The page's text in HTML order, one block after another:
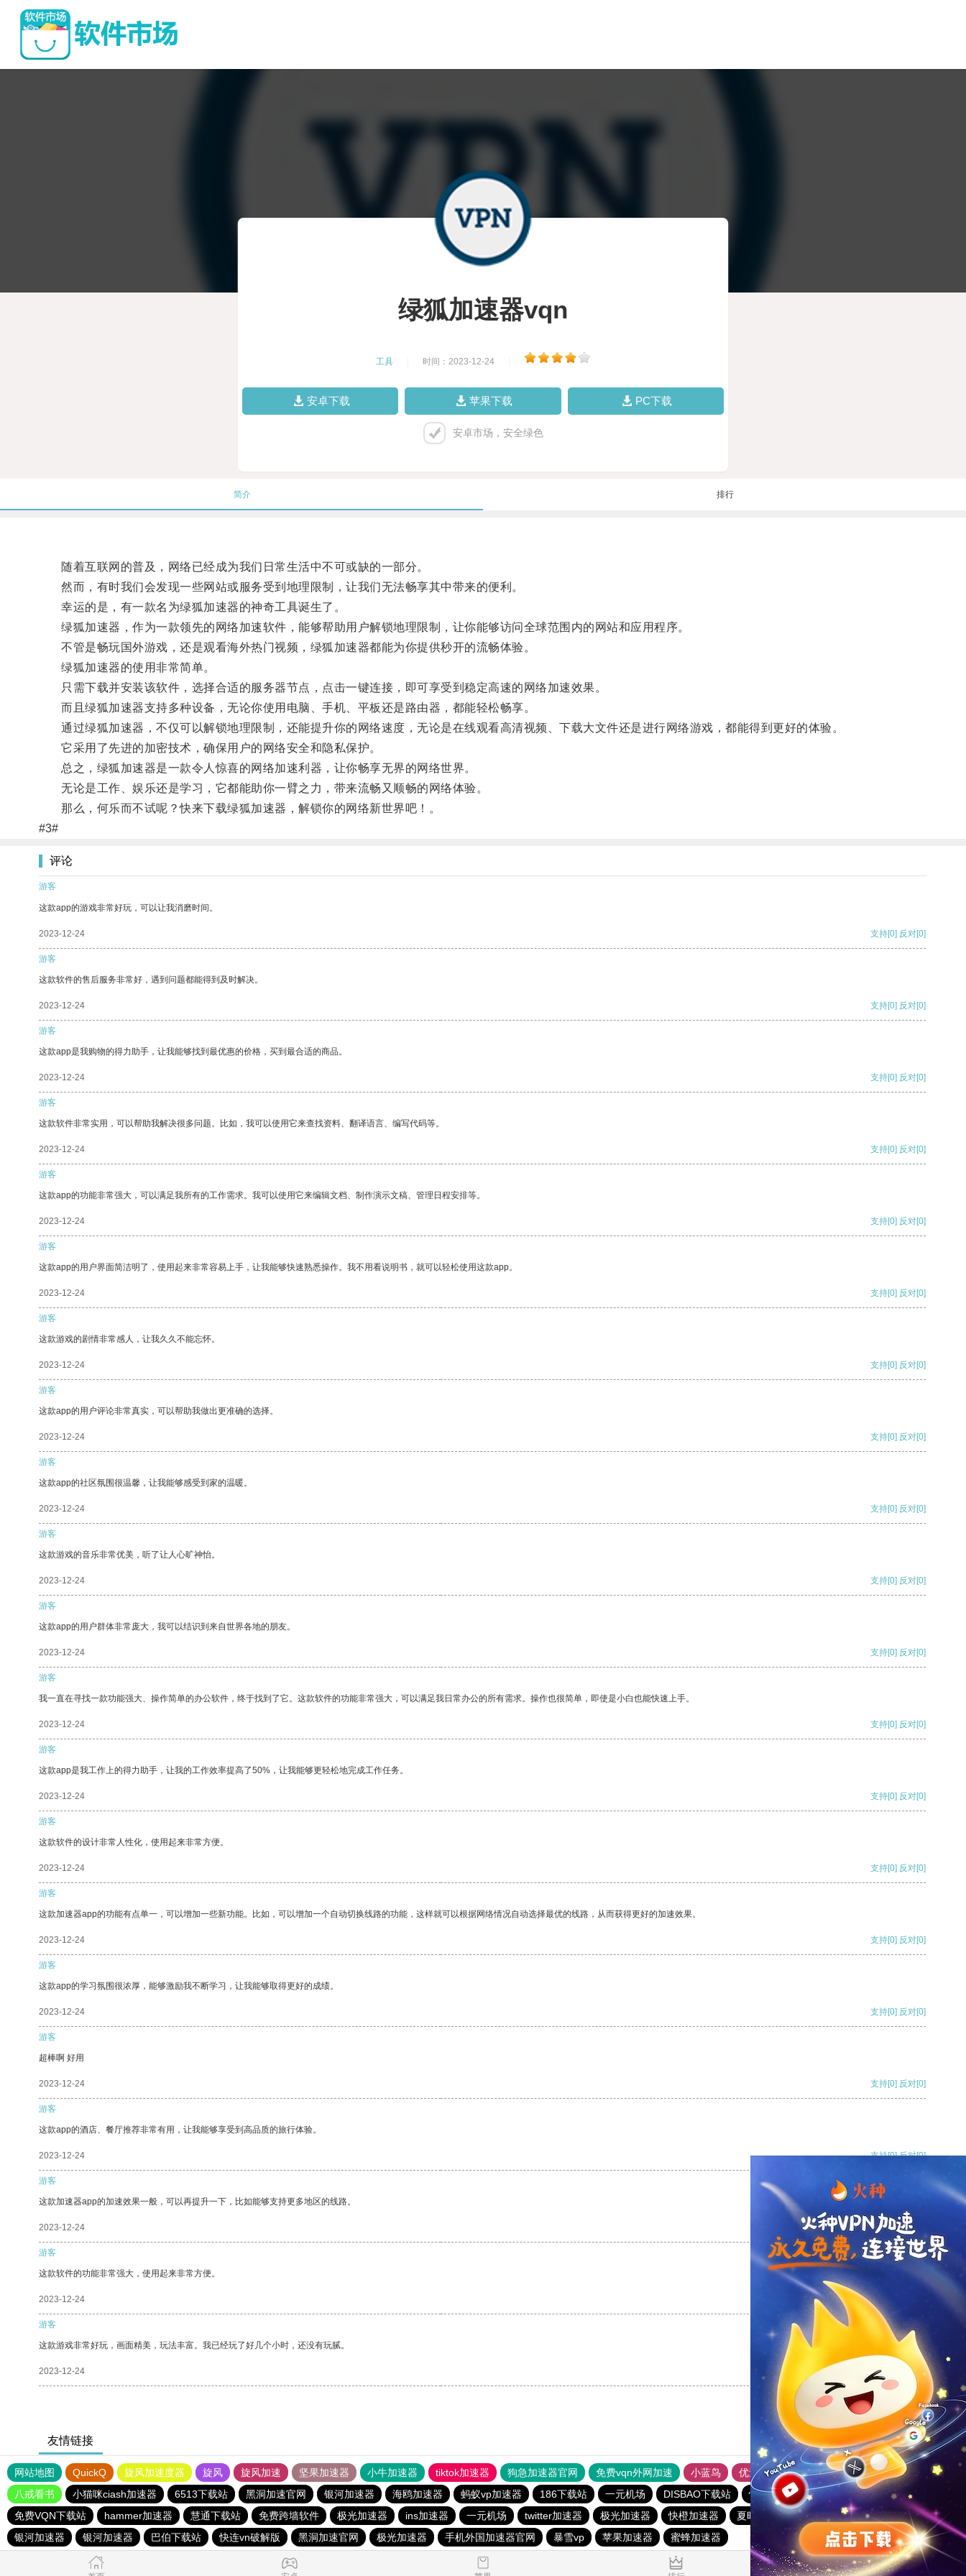
绿狐加速器vqn
工具 时间：2023-12-24
安卓下载 苹果下载 PC下载
安卓市场，安全绿色
简介 排行
随着互联网的普及，网络已经成为我们日常生活中不可或缺的一部分。
然而，有时我们会发现一些网站或服务受到地理限制，让我们无法畅享其中带来的便利。
幸运的是，有一款名为绿狐加速器的神奇工具诞生了。
绿狐加速器，作为一款领先的网络加速软件，能够帮助用户解锁地理限制，让你能够访问全球范围内的网站和应用程序。
不管是畅玩国外游戏，还是观看海外热门视频，绿狐加速器都能为你提供秒开的流畅体验。
绿狐加速器的使用非常简单。
只需下载并安装该软件，选择合适的服务器节点，点击一键连接，即可享受到稳定高速的网络加速效果。
而且绿狐加速器支持多种设备，无论你使用电脑、手机、平板还是路由器，都能轻松畅享。
通过绿狐加速器，不仅可以解锁地理限制，还能提升你的网络速度，无论是在线观看高清视频、下载大文件还是进行网络游戏，都能得到更好的体验。
它采用了先进的加密技术，确保用户的网络安全和隐私保护。
总之，绿狐加速器是一款令人惊喜的网络加速利器，让你畅享无界的网络世界。
无论是工作、娱乐还是学习，它都能助你一臂之力，带来流畅又顺畅的网络体验。
那么，何乐而不试呢？快来下载绿狐加速器，解锁你的网络新世界吧！。
#3#
评论
游客
这款app的游戏非常好玩，可以让我消磨时间。
2023-12-24 支持[0] 反对[0]
游客
这款软件的售后服务非常好，遇到问题都能得到及时解决。
2023-12-24 支持[0] 反对[0]
游客
这款app是我购物的得力助手，让我能够找到最优惠的价格，买到最合适的商品。
2023-12-24 支持[0] 反对[0]
游客
这款软件非常实用，可以帮助我解决很多问题。比如，我可以使用它来查找资料、翻译语言、编写代码等。
2023-12-24 支持[0] 反对[0]
游客
这款app的功能非常强大，可以满足我所有的工作需求。我可以使用它来编辑文档、制作演示文稿、管理日程安排等。
2023-12-24 支持[0] 反对[0]
游客
这款app的用户界面简洁明了，使用起来非常容易上手，让我能够快速熟悉操作。我不用看说明书，就可以轻松使用这款app。
2023-12-24 支持[0] 反对[0]
游客
这款游戏的剧情非常感人，让我久久不能忘怀。
2023-12-24 支持[0] 反对[0]
游客
这款app的用户评论非常真实，可以帮助我做出更准确的选择。
2023-12-24 支持[0] 反对[0]
游客
这款app的社区氛围很温馨，让我能够感受到家的温暖。
2023-12-24 支持[0] 反对[0]
游客
这款游戏的音乐非常优美，听了让人心旷神怡。
2023-12-24 支持[0] 反对[0]
游客
这款app的用户群体非常庞大，我可以结识到来自世界各地的朋友。
2023-12-24 支持[0] 反对[0]
游客
我一直在寻找一款功能强大、操作简单的办公软件，终于找到了它。这款软件的功能非常强大，可以满足我日常办公的所有需求。操作也很简单，即使是小白也能快速上手。
2023-12-24 支持[0] 反对[0]
游客
这款app是我工作上的得力助手，让我的工作效率提高了50%，让我能够更轻松地完成工作任务。
2023-12-24 支持[0] 反对[0]
游客
这款软件的设计非常人性化，使用起来非常方便。
2023-12-24 支持[0] 反对[0]
游客
这款加速器app的功能有点单一，可以增加一些新功能。比如，可以增加一个自动切换线路的功能，这样就可以根据网络情况自动选择最优的线路，从而获得更好的加速效果。
2023-12-24 支持[0] 反对[0]
游客
这款app的学习氛围很浓厚，能够激励我不断学习，让我能够取得更好的成绩。
2023-12-24 支持[0] 反对[0]
游客
超棒啊 好用
2023-12-24 支持[0] 反对[0]
游客
这款app的酒店、餐厅推荐非常有用，让我能够享受到高品质的旅行体验。
2023-12-24 支持[0] 反对[0]
游客
这款加速器app的加速效果一般，可以再提升一下，比如能够支持更多地区的线路。
2023-12-24 支持[0] 反对
游客
这款软件的功能非常强大，使用起来非常方便。
2023-12-24 支持
游客
这款游戏非常好玩，画面精美，玩法丰富。我已经玩了好几个小时，还没有玩腻。
2023-12-24 支持 反对 [0]
友情链接
网站地图 QuickQ 旋风加速度器 旋风 旋风加速 坚果加速器 小牛加速器 tiktok加速器 狗急加速器官网 免费vqn外网加速 小蓝鸟 优途加速器官网 风驰加速器
旋风加速器
八戒看书
小猫咪ciash加速器 6513下载站 黑洞加速官网 银河加速器 海鸥加速器 蚂蚁vp加速器 186下载站 一元机场 DISBAO下载站 快喵vpv加速器
ios加速器
免费VQN下载站
hammer加速器 慧通下载站 免费跨墙软件 极光加速器 ins加速器 一元机场 twitter加速器 极光加速器 快橙加速器 夏时加速器 次玩下载站
CC加速器
银河加速器
银河加速器 巴伯下载站 快连vn破解版 黑洞加速官网 极光加速器 手机外国加速器官网 暴雪vp 苹果加速器 蜜蜂加速器